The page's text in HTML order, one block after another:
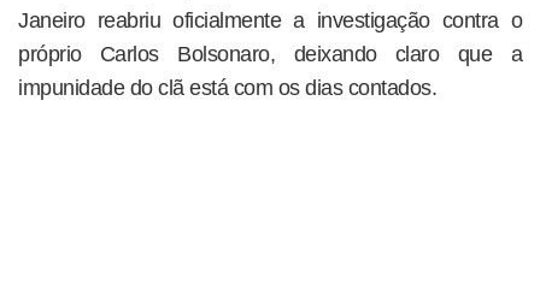
Janeiro reabriu oficialmente a investigação contra o
próprio Carlos Bolsonaro, deixando claro que a
impunidade do clã está com os dias contados.